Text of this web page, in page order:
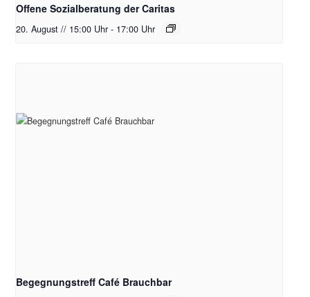
Offene Sozialberatung der Caritas
20. August // 15:00 Uhr - 17:00 Uhr
Begegnungstreff Café Brauchbar